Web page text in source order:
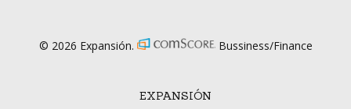
EXPANSIÓN
© 2026 Expansión. Bussiness/Finance